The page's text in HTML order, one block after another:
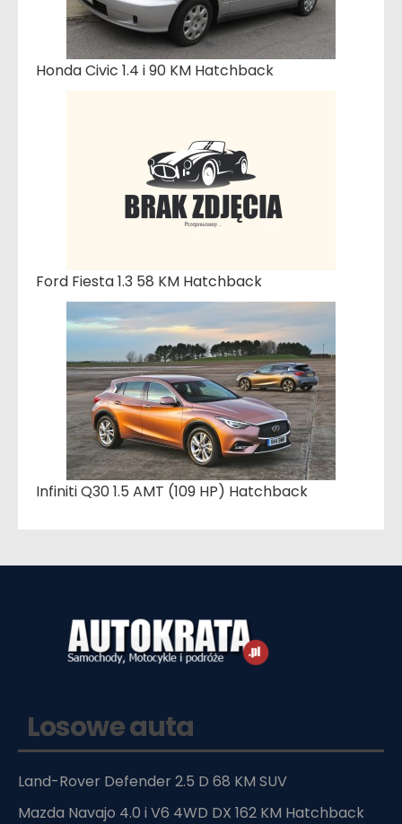
Honda Civic 1.4 i 90 KM Hatchback
Ford Fiesta 1.3 58 KM Hatchback
Infiniti Q30 1.5 AMT (109 HP) Hatchback
Losowe auta
Land-Rover Defender 2.5 D 68 KM SUV
Mazda Navajo 4.0 i V6 4WD DX 162 KM Hatchback